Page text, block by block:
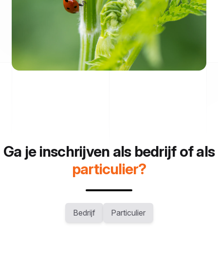
Ga je inschrijven als bedrijf of als
particulier?
Bedrijf Particulier